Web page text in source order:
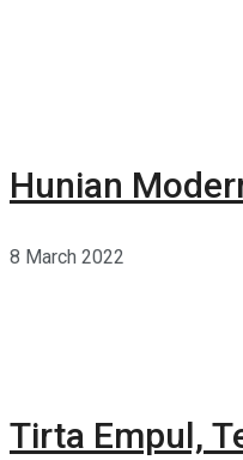
Hunian
8 March 2022
Tirta Empul,